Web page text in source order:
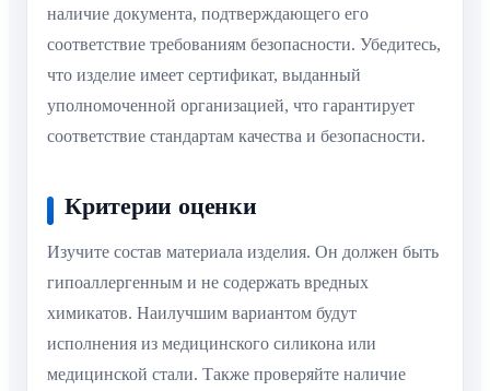
наличие документа, подтверждающего его
соответствие требованиям безопасности. Убедитесь,
что изделие имеет сертификат, выданный
уполномоченной организацией, что гарантирует
соответствие стандартам качества и безопасности.
Критерии оценки
Изучите состав материала изделия. Он должен быть
гипоаллергенным и не содержать вредных
химикатов. Наилучшим вариантом будут
исполнения из медицинского силикона или
медицинской стали. Также проверяйте наличие